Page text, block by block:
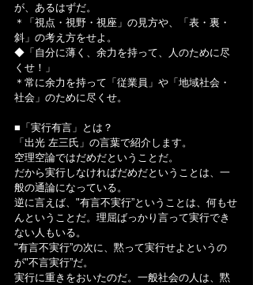
が、あるはずだ。
＊「視点・視野・視座」の見方や、「表・裏・
斜」の考え方をせよ。
◆「自分に薄く、余力を持って、人のために尽
くせ！」
＊常に余力を持って「従業員」や「地域社会・
社会」のために尽くせ。
■「実行有言」とは？
「出光 左三氏」の言葉で紹介します。
空理空論ではだめだということだ。
だから実行しなければだめだということは、一
般の通論になっている。
逆に言えば、"有言不実行”ということは、何もせ
んということだ。理屈ばっかり言って実行でき
ない人もいる。
"有言不実行”の次に、黙って実行せよというの
が"不言実行”だ。
実行に重きをおいたのだ。一般社会の人は、黙